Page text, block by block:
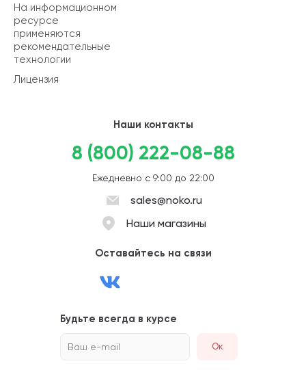
На информационном
ресурсе
применяются
рекомендательные
технологии
Лицензия
Наши контакты
8 (800) 222-08-88
Ежедневно с 9:00 до 22:00
sales@noko.ru
Наши магазины
Оставайтесь на связи
Будьте всегда в курсе
Ваш e-mail